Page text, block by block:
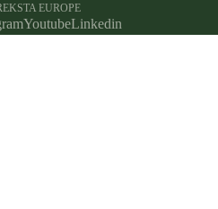
EUROPE
YoutubeLinkedin